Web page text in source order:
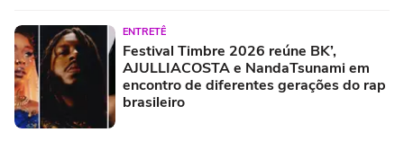
ENTRETÊ
Festival Timbre 2026 reúne BK’,
AJULLIACOSTA e NandaTsunami em
encontro de diferentes gerações do rap
brasileiro